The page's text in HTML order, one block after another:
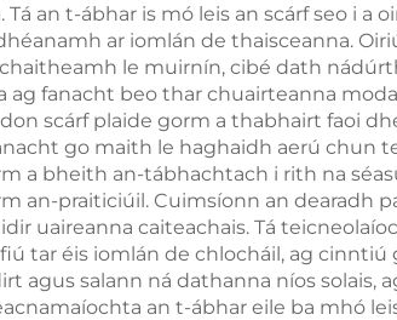
Tá an t-ábhar is mó leis an scárf seo i
ar iomlán de thaisceanna.
le muirnín, cibé dath
ag fanacht beo thar chuairteanna
scárf plaide gorm a thabhairt faoi
go maith le haghaidh aerú chun
a bheith an-tábhachtach i rith na
an-praiticiúil. Cuimsíonn an dearadh
uaireanna caiteachais. Tá
tar éis iomlán de chlocháil, ag cinntiú
agus salann ná dathanna níos
an t-ábhar eile ba mhó